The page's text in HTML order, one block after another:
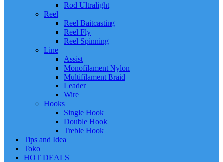
Rod Ultralight
Reel
Reel Baitcasting
Reel Fly
Reel Spinning
Line
Assist
Monofilament Nylon
Multifilament Braid
Leader
Wire
Hooks
Single Hook
Double Hook
Treble Hook
Tips and Idea
Toko
HOT DEALS